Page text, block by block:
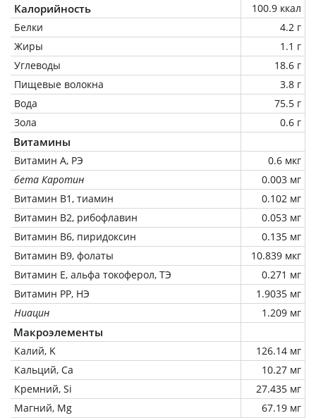
Калорийность
100.9 ккал
Белки
4.2 г
Жиры
1.1 г
Углеводы
18.6 г
Пищевые волокна
3.8 г
Вода
75.5 г
Зола
0.6 г
Витамины
Витамин А, РЭ
0.6 мкг
бета Каротин
0.003 мг
Витамин В1, тиамин
0.102 мг
Витамин В2, рибофлавин
0.053 мг
Витамин В6, пиридоксин
0.135 мг
Витамин В9, фолаты
10.839 мкг
Витамин Е, альфа токоферол, ТЭ
0.271 мг
Витамин РР, НЭ
1.9035 мг
Ниацин
1.209 мг
Макроэлементы
Калий, K
126.14 мг
Кальций, Ca
10.27 мг
Кремний, Si
27.435 мг
Магний, Mg
67.19 мг